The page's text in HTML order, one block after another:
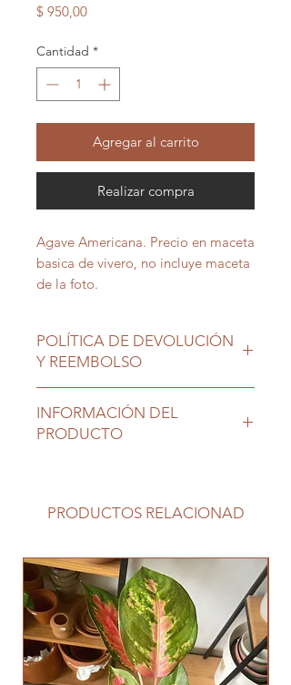
$ 950,00Precio
Cantidad *
Agregar al carrito
Realizar compra
Agave Americana. Precio en maceta
basica de vivero, no incluye maceta
de la foto.
POLÍTICA DE DEVOLUCIÓN
Y REEMBOLSO
requieren nuestro cuidado, una vez
en su nuevo hogar no tienen
INFORMACIÓN DEL
PRODUCTO
PRODUCTOS RELACIONAD